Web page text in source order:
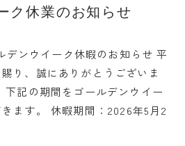
ク休業のお知らせ
デンウイーク休暇のお知らせ 平
り、誠にありがとうございま
下記の期間をゴールデンウイー
ます。 休暇期間：2026年5月2